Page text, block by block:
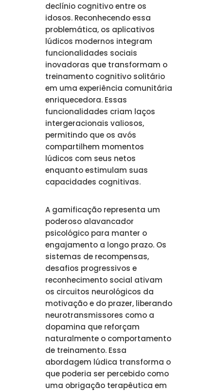
declínio cognitivo entre os
idosos. Reconhecendo essa
problemática, os aplicativos
lúdicos modernos integram
funcionalidades sociais
inovadoras que transformam o
treinamento cognitivo solitário
em uma experiência comunitária
enriquecedora. Essas
funcionalidades criam laços
intergeracionais valiosos,
permitindo que os avós
compartilhem momentos
lúdicos com seus netos
enquanto estimulam suas
capacidades cognitivas.
A gamificação representa um
poderoso alavancador
psicológico para manter o
engajamento a longo prazo. Os
sistemas de recompensas,
desafios progressivos e
reconhecimento social ativam
os circuitos neurológicos da
motivação e do prazer, liberando
neurotransmissores como a
dopamina que reforçam
naturalmente o comportamento
de treinamento. Essa
abordagem lúdica transforma o
que poderia ser percebido como
uma obrigação terapêutica em